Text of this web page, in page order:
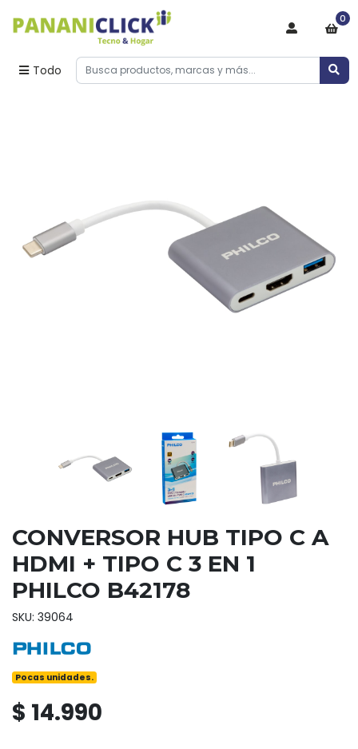
Todo
0
CONVERSOR HUB TIPO C A
HDMI + TIPO C 3 EN 1
PHILCO B42178
SKU: 39064
Pocas unidades.
$ 14.990